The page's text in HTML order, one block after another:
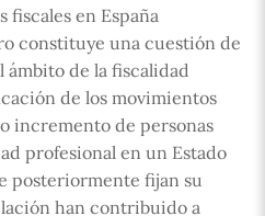
en España
constituye una cuestión de
de la fiscalidad
de los movimientos
incremento de personas
profesional en un Estado
posteriormente fijan su
han contribuido a